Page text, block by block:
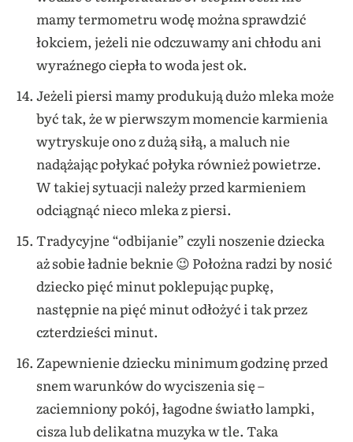
mamy termometru wodę można sprawdzić
łokciem, jeżeli nie odczuwamy ani chłodu ani
wyraźnego ciepła to woda jest ok.
Jeżeli piersi mamy produkują dużo mleka może
być tak, że w pierwszym momencie karmienia
wytryskuje ono z dużą siłą, a maluch nie
nadążając połykać połyka również powietrze.
W takiej sytuacji należy przed karmieniem
odciągnąć nieco mleka z piersi.
Tradycyjne “odbijanie” czyli noszenie dziecka
aż sobie ładnie beknie 😉 Położna radzi by nosić
dziecko pięć minut poklepując pupkę,
następnie na pięć minut odłożyć i tak przez
czterdzieści minut.
Zapewnienie dziecku minimum godzinę przed
snem warunków do wyciszenia się –
zaciemniony pokój, łagodne światło lampki,
cisza lub delikatna muzyka w tle. Taka